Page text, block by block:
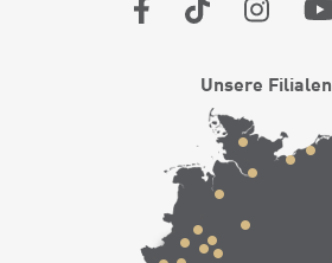
Unsere Filialen